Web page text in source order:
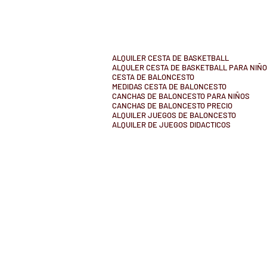
ALQUILER CESTA DE BASKETBALL
ALQULER CESTA DE BASKETBALL PARA
CESTA DE BALONCESTO
MEDIDAS CESTA DE BALONCESTO
CANCHAS DE BALONCESTO PARA NIÑOS
CANCHAS DE BALONCESTO PRECIO
ALQUILER JUEGOS DE BALONCESTO
ALQUILER DE JUEGOS DIDACTICOS